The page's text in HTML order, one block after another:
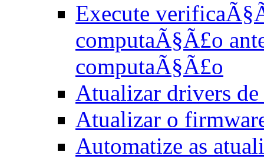
Execute
computaÃ§Ã£o
computaÃ§Ã£o
Atualizar drivers
Atualizar o
Automatize as